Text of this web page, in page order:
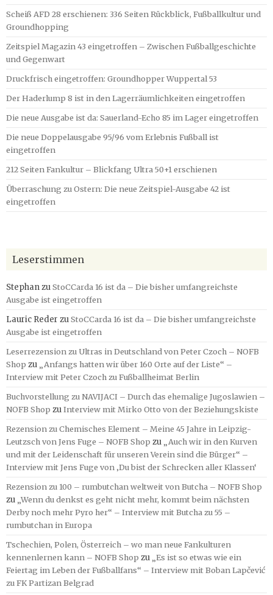
Scheiß AFD 28 erschienen: 336 Seiten Rückblick, Fußballkultur und
Groundhopping
Zeitspiel Magazin 43 eingetroffen – Zwischen Fußballgeschichte
und Gegenwart
Druckfrisch eingetroffen: Groundhopper Wuppertal 53
Der Haderlump 8 ist in den Lagerräumlichkeiten eingetroffen
Die neue Ausgabe ist da: Sauerland-Echo 85 im Lager eingetroffen
Die neue Doppelausgabe 95/96 vom Erlebnis Fußball ist
eingetroffen
212 Seiten Fankultur – Blickfang Ultra 50+1 erschienen
Überraschung zu Ostern: Die neue Zeitspiel-Ausgabe 42 ist
eingetroffen
Leserstimmen
StephanzuStoCCarda 16 ist da – Die bisher umfangreichste
Ausgabe ist eingetroffen
Lauric Reder zuStoCCarda 16 ist da – Die bisher umfangreichste
Ausgabe ist eingetroffen
Leserrezension zu Ultras in Deutschland von Peter Czoch – NOFB
Shop zu
„Anfangs hatten wir über 160 Orte auf der Liste“ –
Interview mit Peter Czoch zu Fußballheimat Berlin
Buchvorstellung zu NAVIJACI – Durch das ehemalige Jugoslawien –
NOFB Shop zuInterview mit Mirko Otto von der Beziehungskiste
Rezension zu Chemisches Element – Meine 45 Jahre in Leipzig-
Leutzsch von Jens Fuge – NOFB Shop zu
„Auch wir in den Kurven
und mit der Leidenschaft für unseren Verein sind die Bürger“ –
Interview mit Jens Fuge von ‚Du bist der Schrecken aller Klassen‘
Rezension zu 100 – rumbutchan weltweit von Butcha – NOFB Shop
zu „Wenn du denkst es geht nicht mehr, kommt beim nächsten
Derby noch mehr Pyro her“ – Interview mit Butcha zu 55 –
rumbutchan in Europa
Tschechien, Polen, Österreich – wo man neue Fankulturen
kennenlernen kann – NOFB Shop zu
„Es ist so etwas wie ein
Feiertag im Leben der Fußballfans“ – Interview mit Boban Lapčević
zu FK Partizan Belgrad